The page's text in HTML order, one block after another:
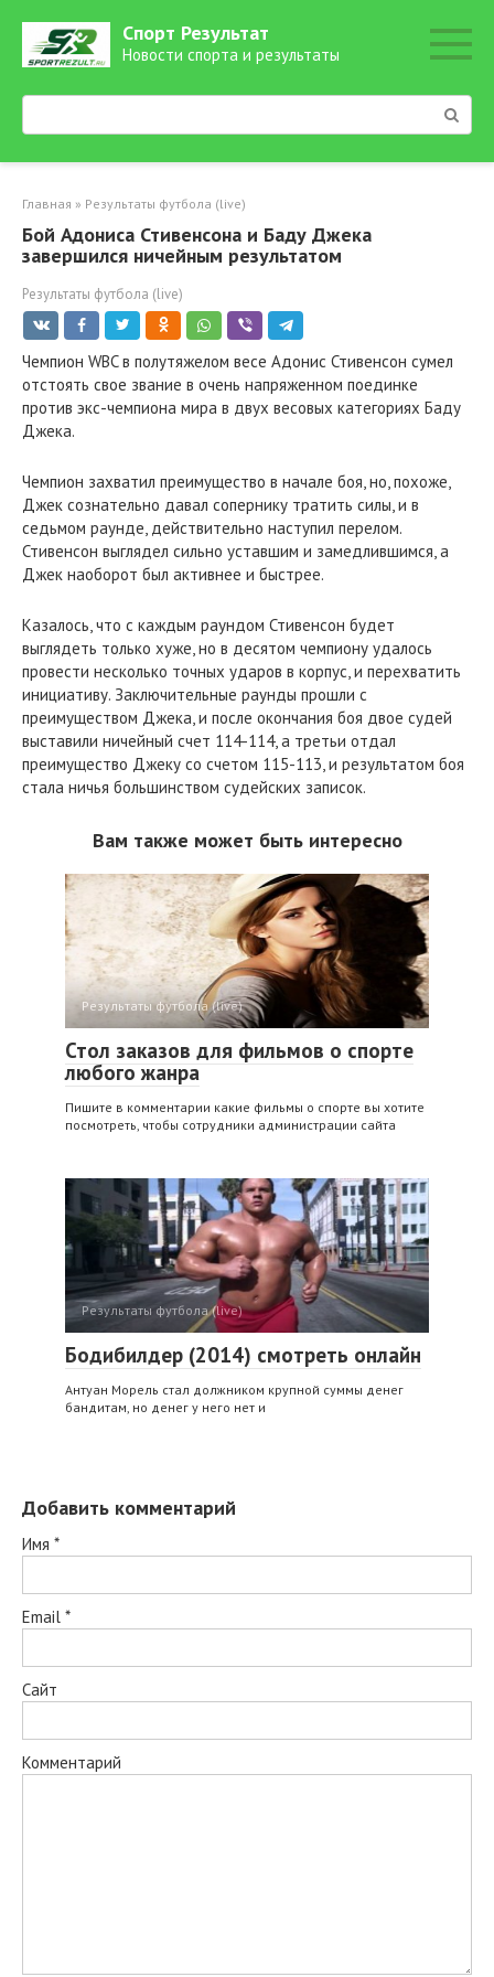
контенту
Спорт Результат
Новости спорта и результаты
Поиск:
Главная » Результаты футбола (live)
Бой Адониса Стивенсона и Баду Джека
завершился ничейным результатом
Результаты футбола (live)
Чемпион WBC в полутяжелом весе Адонис Стивенсон сумел
отстоять свое звание в очень напряженном поединке
против экс-чемпиона мира в двух весовых категориях Баду
Джека.
Чемпион захватил преимущество в начале боя, но, похоже,
Джек сознательно давал сопернику тратить силы, и в
седьмом раунде, действительно наступил перелом.
Стивенсон выглядел сильно уставшим и замедлившимся, а
Джек наоборот был активнее и быстрее.
Казалось, что с каждым раундом Стивенсон будет
выглядеть только хуже, но в десятом чемпиону удалось
провести несколько точных ударов в корпус, и перехватить
инициативу. Заключительные раунды прошли с
преимуществом Джека, и после окончания боя двое судей
выставили ничейный счет 114-114, а третьи отдал
преимущество Джеку со счетом 115-113, и результатом боя
стала ничья большинством судейских записок.
Вам также может быть интересно
Результаты футбола (live)
Стол заказов для фильмов о спорте
любого жанра
Пишите в комментарии какие фильмы о спорте вы хотите
посмотреть, чтобы сотрудники администрации сайта
Результаты футбола (live)
Бодибилдер (2014) смотреть онлайн
Антуан Морель стал должником крупной суммы денег
бандитам, но денег у него нет и
Добавить комментарий
Имя *
Email *
Сайт
Комментарий